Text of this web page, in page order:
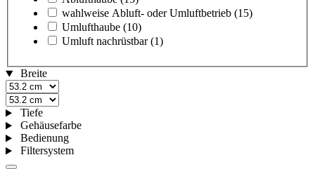
wahlweise Abluft- oder Umluftbetrieb (15)
Umlufthaube (10)
Umluft nachrüstbar (1)
Breite
Tiefe
Gehäusefarbe
Bedienung
Filtersystem